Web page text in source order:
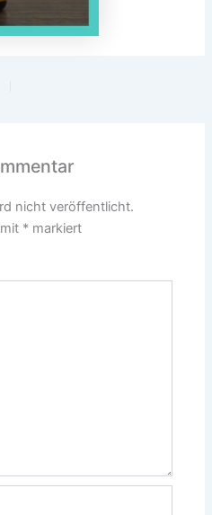
nicht veröffentlicht.
* markiert